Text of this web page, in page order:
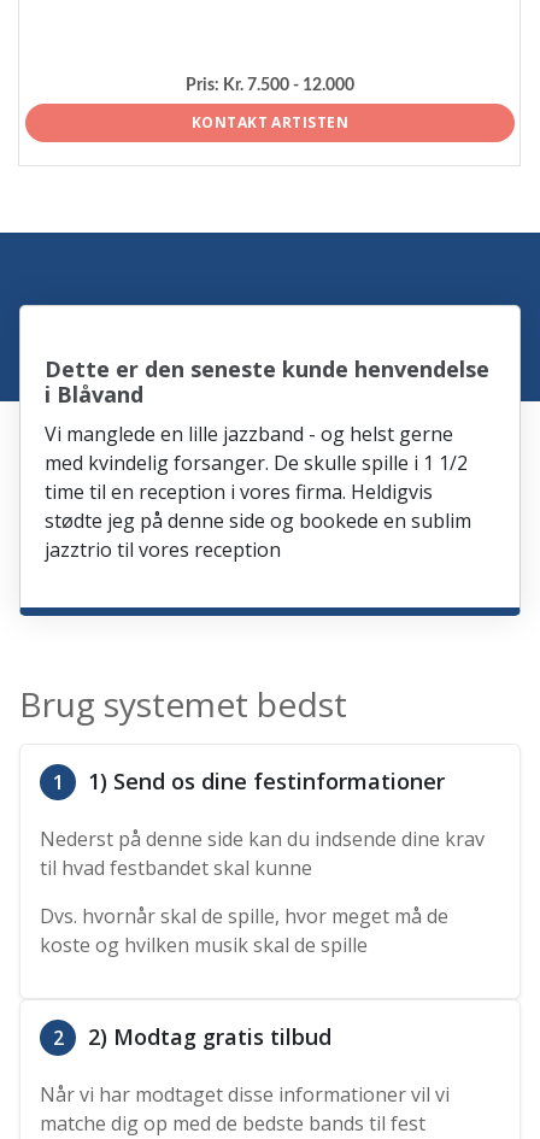
Pris: Kr. 7.500 - 12.000
KONTAKT ARTISTEN
Dette er den seneste kunde henvendelse
i Blåvand
Vi manglede en lille jazzband - og helst gerne
med kvindelig forsanger. De skulle spille i 1 1/2
time til en reception i vores firma. Heldigvis
stødte jeg på denne side og bookede en sublim
jazztrio til vores reception
Brug systemet bedst
1 1) Send os dine festinformationer
Nederst på denne side kan du indsende dine krav
til hvad festbandet skal kunne
Dvs. hvornår skal de spille, hvor meget må de
koste og hvilken musik skal de spille
2 2) Modtag gratis tilbud
Når vi har modtaget disse informationer vil vi
matche dig op med de bedste bands til fest